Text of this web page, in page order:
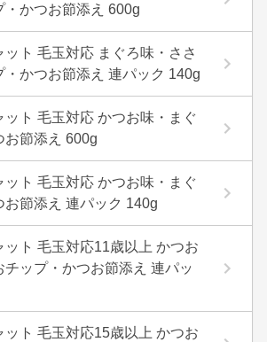
・かつお節添え 600g
ット 毛玉対応 まぐろ味・ささ
・かつお節添え 連パック 140g
ット 毛玉対応 かつお味・まぐ
お節添え 600g
ット 毛玉対応 かつお味・まぐ
お節添え 連パック 140g
ット 毛玉対応11歳以上 かつお
チップ・かつお節添え 連パッ
ット 毛玉対応15歳以上 かつお